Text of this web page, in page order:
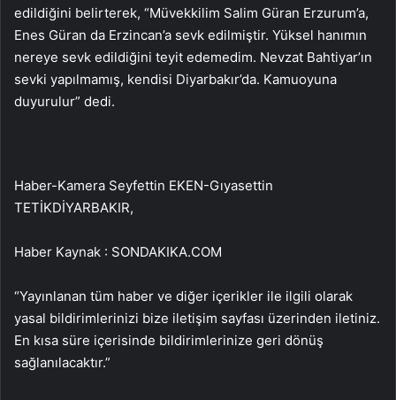
edildiğini belirterek, “Müvekkilim Salim Güran Erzurum’a,
Enes Güran da Erzincan’a sevk edilmiştir. Yüksel hanımın
nereye sevk edildiğini teyit edemedim. Nevzat Bahtiyar’ın
sevki yapılmamış, kendisi Diyarbakır’da. Kamuoyuna
duyurulur” dedi.
Haber-Kamera Seyfettin EKEN-Gıyasettin
TETİKDİYARBAKIR,
Haber Kaynak : SONDAKIKA.COM
“Yayınlanan tüm haber ve diğer içerikler ile ilgili olarak
yasal bildirimlerinizi bize iletişim sayfası üzerinden iletiniz.
En kısa süre içerisinde bildirimlerinize geri dönüş
sağlanılacaktır.”